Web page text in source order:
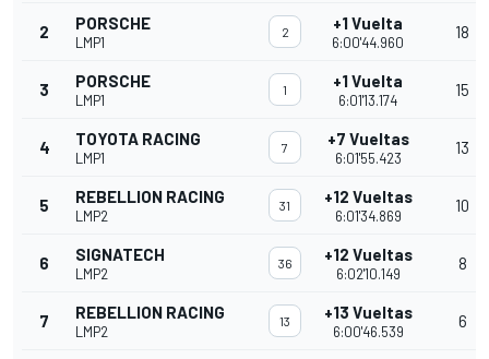
2 PORSCHE
LMP1
2 +1 Vuelta
6:00'44.960
18
3 PORSCHE
LMP1
1 +1 Vuelta
6:01'13.174
15
4 TOYOTA RACING
LMP1
7 +7 Vueltas
6:01'55.423
13
5 REBELLION RACING
LMP2
31 +12 Vueltas
6:01'34.869
10
6 SIGNATECH
LMP2
36 +12 Vueltas
6:02'10.149
8
7 REBELLION RACING
LMP2
13 +13 Vueltas
6:00'46.539
6